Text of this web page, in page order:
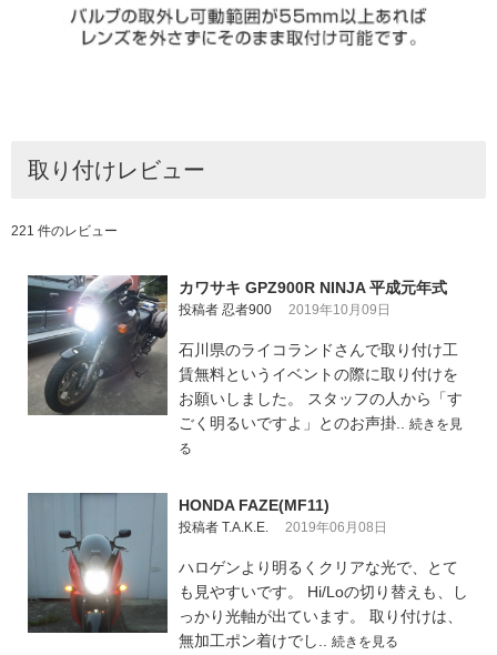
取り付けレビュー
221 件のレビュー
カワサキ GPZ900R NINJA 平成元年式
投稿者 忍者900 2019年10月09日
石川県のライコランドさんで取り付け工
賃無料というイベントの際に取り付けを
お願いしました。 スタッフの人から「す
ごく明るいですよ」とのお声掛.. 続きを見
る
HONDA FAZE(MF11)
投稿者 T.A.K.E. 2019年06月08日
ハロゲンより明るくクリアな光で、とて
も見やすいです。 Hi/Loの切り替えも、し
っかり光軸が出ています。 取り付けは、
無加工ポン着けでし.. 続きを見る